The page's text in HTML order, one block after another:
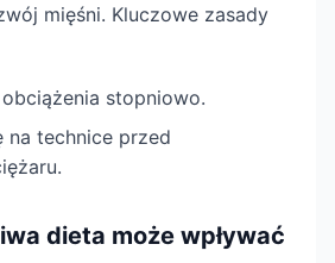
mięśni. Kluczowe zasady
stopniowo.
na technice przed
dieta może wpływać